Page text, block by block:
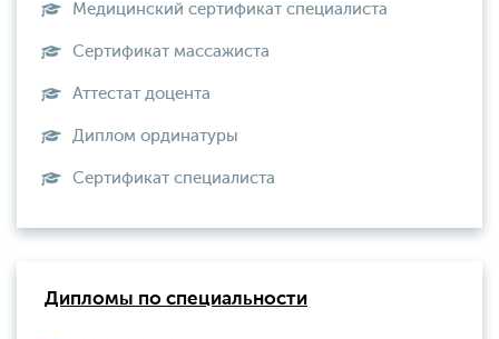
Медицинский сертификат специалиста
Сертификат массажиста
Аттестат доцента
Диплом ординатуры
Сертификат специалиста
Дипломы по специальности